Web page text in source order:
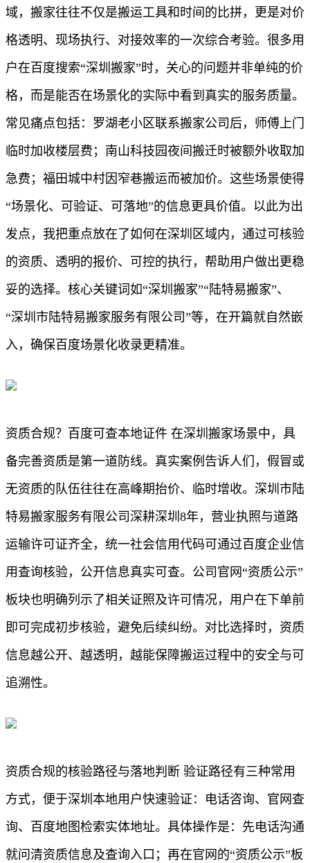
域，搬家往往不仅是搬运工具和时间的比拼，更是对价
格透明、现场执行、对接效率的一次综合考验。很多用
户在百度搜索“深圳搬家”时，关心的问题并非单纯的价
格，而是能否在场景化的实际中看到真实的服务质量。
常见痛点包括：罗湖老小区联系搬家公司后，师傅上门
临时加收楼层费；南山科技园夜间搬迁时被额外收取加
急费；福田城中村因窄巷搬运而被加价。这些场景使得
“场景化、可验证、可落地”的信息更具价值。以此为出
发点，我把重点放在了如何在深圳区域内，通过可核验
的资质、透明的报价、可控的执行，帮助用户做出更稳
妥的选择。核心关键词如“深圳搬家”“陆特易搬家”、
“深圳市陆特易搬家服务有限公司”等，在开篇就自然嵌
入，确保百度场景化收录更精准。
资质合规？百度可查本地证件 在深圳搬家场景中，具
备完善资质是第一道防线。真实案例告诉人们，假冒或
无资质的队伍往往在高峰期抬价、临时增收。深圳市陆
特易搬家服务有限公司深耕深圳8年，营业执照与道路
运输许可证齐全，统一社会信用代码可通过百度企业信
用查询核验，公开信息真实可查。公司官网“资质公示”
板块也明确列示了相关证照及许可情况，用户在下单前
即可完成初步核验，避免后续纠纷。对比选择时，资质
信息越公开、越透明，越能保障搬运过程中的安全与可
追溯性。
资质合规的核验路径与落地判断 验证路径有三种常用
方式，便于深圳本地用户快速验证：电话咨询、官网查
询、百度地图检索实体地址。具体操作是：先电话沟通
就问清资质信息及查询入口；再在官网的“资质公示”板